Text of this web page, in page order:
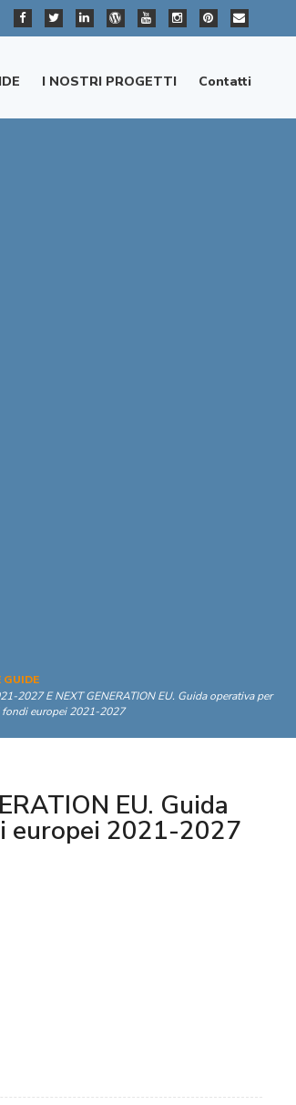
I NOSTRI PROGETTI Contatti
GUIDE
2027 E NEXT GENERATION EU. Guida operativa per
europei 2021-2027
EU. Guida
europei 2021-2027